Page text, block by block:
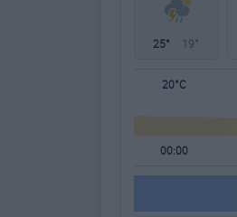
25° 19°
20°C
00:00